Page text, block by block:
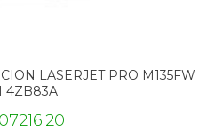
LASERJET PRO M135FW
4ZB83A